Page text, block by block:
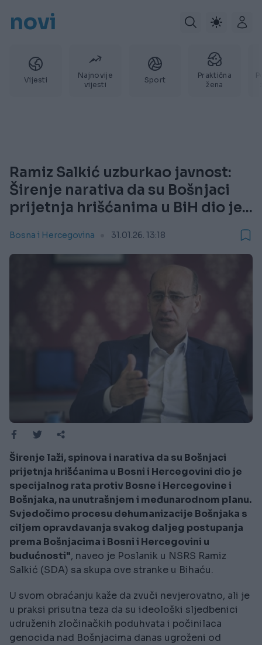
novi
Vijesti
Najnovije
vijesti
Sport
Praktična
žena
Ramiz Salkić uzburkao javnost:
Širenje narativa da su Bošnjaci
prijetnja hrišćanima u BiH dio je...
Bosna i Hercegovina 31.01.26. 13:18
Širenje laži, spinova i narativa da su Bošnjaci
prijetnja hrišćanima u Bosni i Hercegovini dio je
specijalnog rata protiv Bosne i Hercegovine i
Bošnjaka, na unutrašnjem i međunarodnom planu.
Svjedočimo procesu dehumanizacije Bošnjaka s
ciljem opravdavanja svakog daljeg postupanja
prema Bošnjacima i Bosni i Hercegovini u
budućnosti", naveo je Poslanik u NSRS Ramiz
Salkić (SDA) sa skupa ove stranke u Bihaću.
U svom obraćanju kaže da zvuči nevjerovatno, ali je
u praksi prisutna teza da su ideološki sljedbenici
udruženih zločinačkih poduhvata i počinilaca
genocida nad Bošnjacima danas ugroženi od